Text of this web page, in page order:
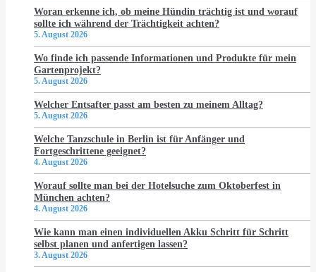
Woran erkenne ich, ob meine Hündin trächtig ist und worauf
sollte ich während der Trächtigkeit achten?
5. August 2026
Wo finde ich passende Informationen und Produkte für mein
Gartenprojekt?
5. August 2026
Welcher Entsafter passt am besten zu meinem Alltag?
5. August 2026
Welche Tanzschule in Berlin ist für Anfänger und
Fortgeschrittene geeignet?
4. August 2026
Worauf sollte man bei der Hotelsuche zum Oktoberfest in
München achten?
4. August 2026
Wie kann man einen individuellen Akku Schritt für Schritt
selbst planen und anfertigen lassen?
3. August 2026